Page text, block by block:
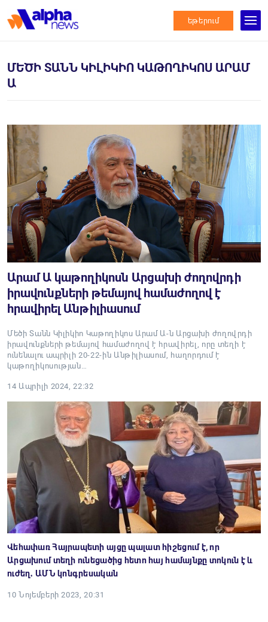
եթերում
ՄԵԾԻ ՏԱՆՆ ԿԻԼԻԿԻՈ ԿԱԹՈՂԻԿՈՍ ԱՐԱՄ
Ա
Արամ Ա կաթողիկոսն Արցախի ժողովրդի
իրավունքների թեմայով համաժողով է
հրավիրել Անթիլիասում
Մեծի Տանն Կիլիկիո Կաթողիկոս Արամ Ա-ն Արցախի ժողովրդի
իրավունքների թեմայով համաժողով է հրավիրել, որը տեղի է
ունենալու ապրիլի 20-22-ին Անթիլիասում, հաղորդում է
կաթողիկոսության…
14 Ապրիլի 2024, 22:32
Վեհափառ Հայրապետի այցը պալատ հիշեցում է, որ
Արցախում տեղի ունեցածից հետո հայ համայնքը տոկուն է և
ուժեղ․ ԱՄՆ կոնգրեսական
10 Նոյեմբերի 2023, 20:31